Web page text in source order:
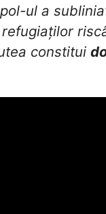
ul a
constitui